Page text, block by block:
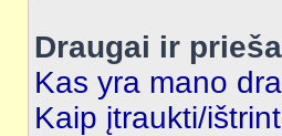
Draugai ir
Kas yra mano
Kaip įtraukti/